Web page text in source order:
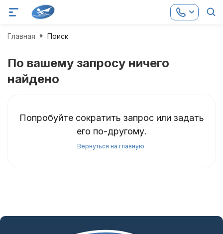
Главная Поиск
По вашему запросу ничего
найдено
Попробуйте сократить запрос или задать
его по-другому.
Вернуться на главную.